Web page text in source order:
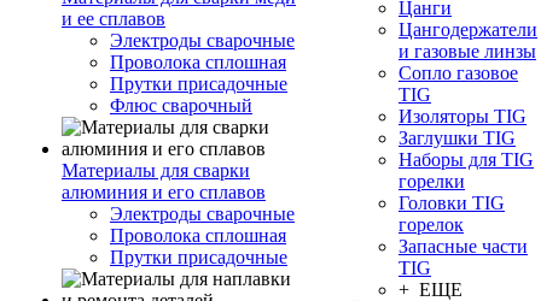
и ее сплавов
Электроды сварочные
Проволока сплошная
Прутки присадочные
Флюс сварочный
Материалы для сварки
алюминия и его сплавов
Электроды сварочные
Проволока сплошная
Прутки присадочные
Цанги
Цангодержатели
и газовые линзы
Сопло газовое
TIG
Изоляторы TIG
Заглушки TIG
Наборы для TIG
горелки
Головки TIG
горелок
Запасные части
TIG
+ ЕЩЕ